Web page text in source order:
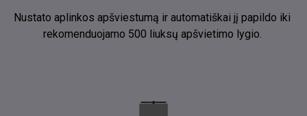
Nustato aplinkos apšviestumą ir automatiškai jį papildo iki
rekomenduojamo 500 liuksų apšvietimo lygio. ​